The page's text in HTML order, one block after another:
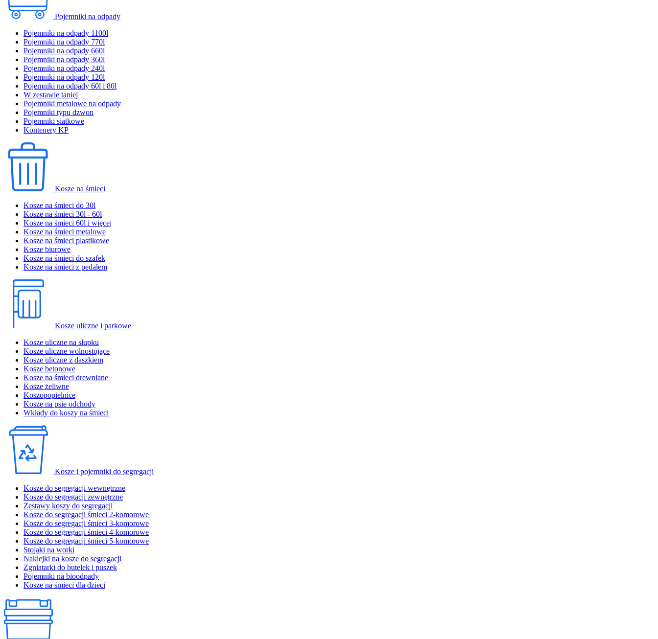
Pojemniki na odpady
Pojemniki na odpady 1100l
Pojemniki na odpady 770l
Pojemniki na odpady 660l
Pojemniki na odpady 360l
Pojemniki na odpady 240l
Pojemniki na odpady 120l
Pojemniki na odpady 60l i 80l
W zestawie taniej
Pojemniki metalowe na odpady
Pojemniki typu dzwon
Pojemniki siatkowe
Kontenery KP
Kosze na śmieci
Kosze na śmieci do 30l
Kosze na śmieci 30l - 60l
Kosze na śmieci 60l i więcej
Kosze na śmieci metalowe
Kosze na śmieci plastikowe
Kosze biurowe
Kosze na śmieci do szafek
Kosze na śmieci z pedałem
Kosze uliczne i parkowe
Kosze uliczne na słupku
Kosze uliczne wolnostojące
Kosze uliczne z daszkiem
Kosze betonowe
Kosze na śmieci drewniane
Kosze żeliwne
Koszopopielnice
Kosze na psie odchody
Wkłady do koszy na śmieci
Kosze i pojemniki do segregacji
Kosze do segregacji wewnętrzne
Kosze do segregacji zewnętrzne
Zestawy koszy do segregacji
Kosze do segregacji śmieci 2-komorowe
Kosze do segregacji śmieci 3-komorowe
Kosze do segregacji śmieci 4-komorowe
Kosze do segregacji śmieci 5-komorowe
Stojaki na worki
Naklejki na kosze do segregacji
Zgniatarki do butelek i puszek
Pojemniki na bioodpady
Kosze na śmieci dla dzieci